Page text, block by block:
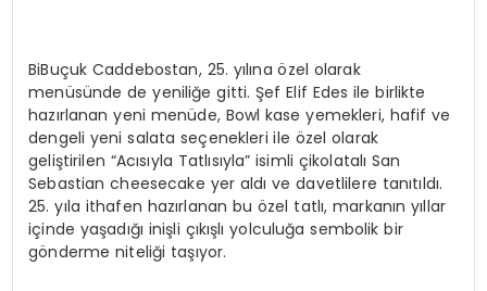
BiBuçuk Caddebostan, 25. yılına özel olarak
menüsünde de yeniliğe gitti. Şef Elif Edes ile birlikte
hazırlanan yeni menüde, Bowl kase yemekleri, hafif ve
dengeli yeni salata seçenekleri ile özel olarak
geliştirilen “Acısıyla Tatlısıyla” isimli çikolatalı San
Sebastian cheesecake yer aldı ve davetlilere tanıtıldı.
25. yıla ithafen hazırlanan bu özel tatlı, markanın yıllar
içinde yaşadığı inişli çıkışlı yolculuğa sembolik bir
gönderme niteliği taşıyor.